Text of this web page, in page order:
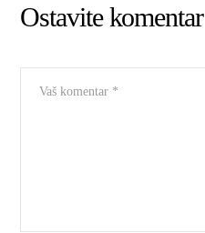
Ostavite komentar